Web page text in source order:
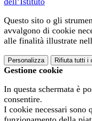
Questo sito o gli
avvalgono di cookie
alle finalità illustrate
Personalizza Rifiuta tutti i
Gestione cookie
In questa schermata è
consentire.
I cookie necessari sono